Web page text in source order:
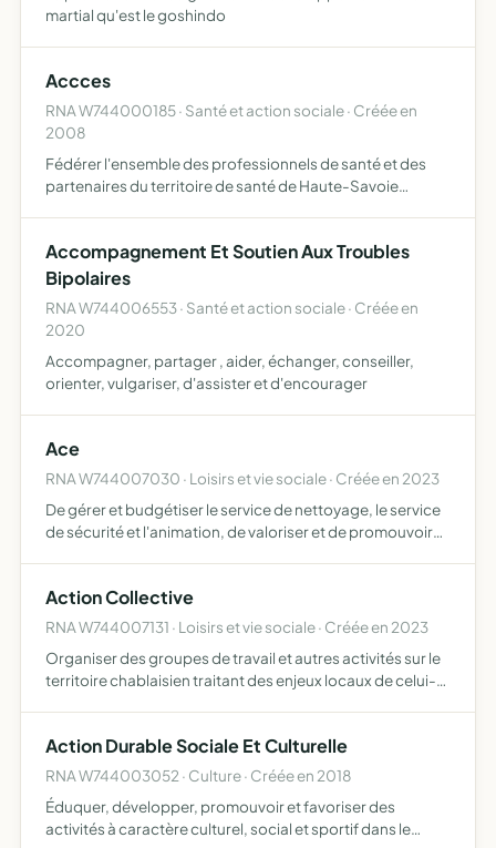
martial qu'est le goshindo
Accces
RNA W744000185 · Santé et action sociale · Créée en
2008
Fédérer l'ensemble des professionnels de santé et des
partenaires du territoire de santé de Haute-Savoie
cancéro…
Accompagnement Et Soutien Aux Troubles
Bipolaires
RNA W744006553 · Santé et action sociale · Créée en
2020
Accompagner, partager , aider, échanger, conseiller,
orienter, vulgariser, d'assister et d'encourager
Ace
RNA W744007030 · Loisirs et vie sociale · Créée en 2023
De gérer et budgétiser le service de nettoyage, le service
de sécurité et l'animation, de valoriser et de promouvoir
Action Collective
RNA W744007131 · Loisirs et vie sociale · Créée en 2023
Organiser des groupes de travail et autres activités sur le
territoire chablaisien traitant des enjeux locaux de celui-
Action Durable Sociale Et Culturelle
RNA W744003052 · Culture · Créée en 2018
Éduquer, développer, promouvoir et favoriser des
activités à caractère culturel, social et sportif dans le